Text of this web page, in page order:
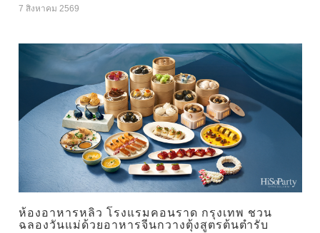
7 สิงหาคม 2569
ห้องอาหารหลิว โรงแรมคอนราด กรุงเทพ ชวน
ฉลองวันแม่ด้วยอาหารจีนกวางตุ้งสูตรต้นตำรับ